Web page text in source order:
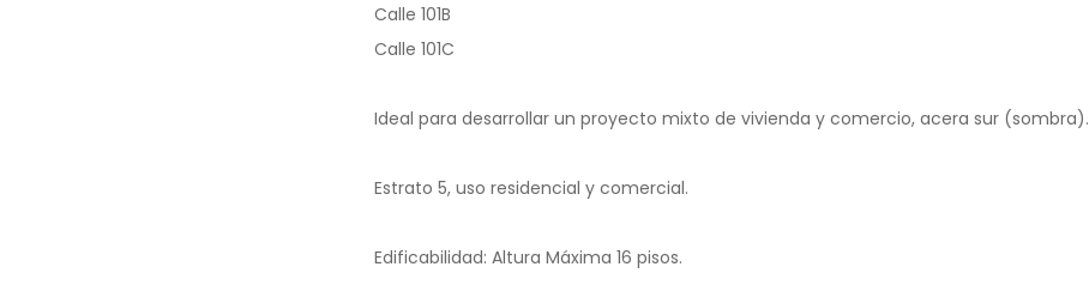
Calle 101B
Calle 101C
Ideal para desarrollar un proyecto mixto de vivienda y comercio, acera sur (sombra).
Estrato 5, uso residencial y comercial.
Edificabilidad: Altura Máxima 16 pisos.